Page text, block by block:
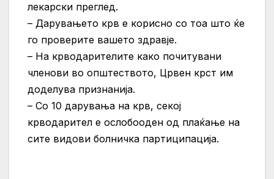
лекарски преглед.
– Дарувањето крв е корисно со тоа што ќе
го проверите вашето здравје.
– На крводарителите како почитувани
членови во општеството, Црвен крст им
доделува признанија.
– Со 10 дарувања на крв, секој
крводарител е ослобооден од плаќање на
сите видови болничка партиципација.